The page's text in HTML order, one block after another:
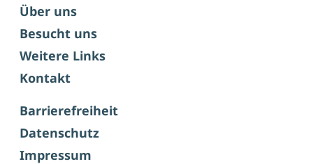
Über uns
Besucht uns
Weitere Links
Kontakt
Barrierefreiheit
Datenschutz
Impressum